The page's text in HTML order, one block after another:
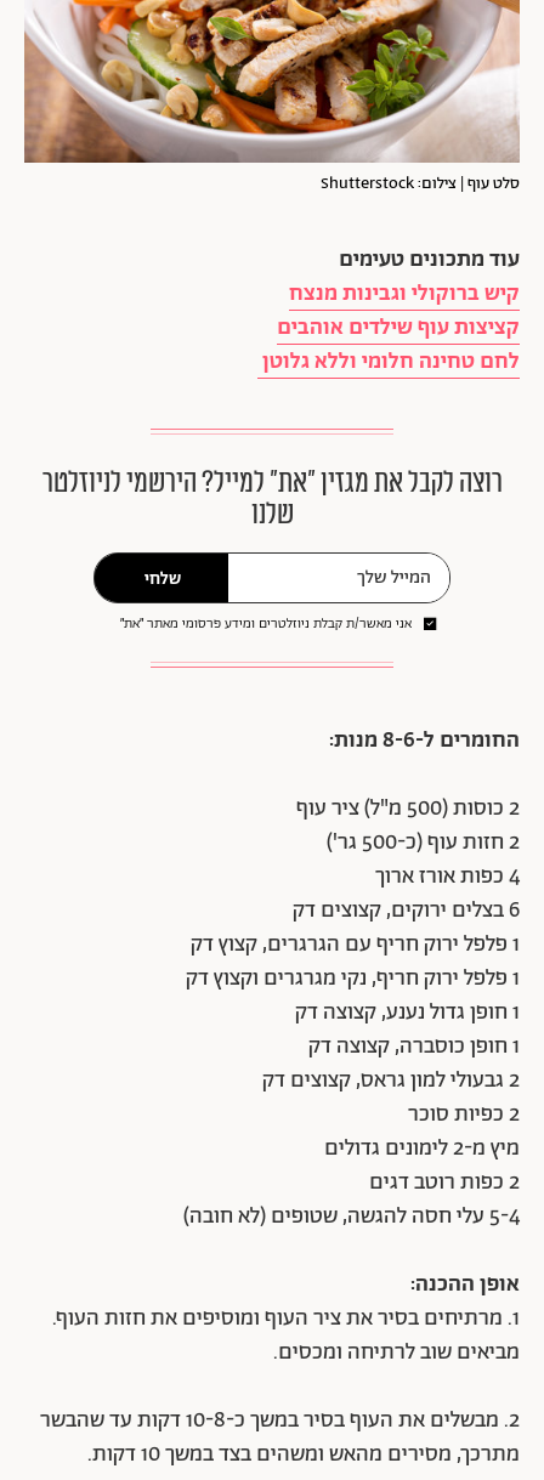
סלט עוף | צילום: Shutterstock
עוד מתכונים טעימים
קיש ברוקולי וגבינות מנצח
קציצות עוף שילדים אוהבים
לחם טחינה חלומי וללא גלוטן
רוצה לקבל את מגזין ״את״ למייל? הירשמי לניוזלטר
שלנו
שלחי
אני מאשר/ת קבלת ניוזלטרים ומידע פרסומי מאתר ״את״
החומרים ל-8-6 מנות:
2 כוסות (500 מ"ל) ציר עוף
2 חזות עוף (כ-500 גר')
4 כפות אורז ארוך
6 בצלים ירוקים, קצוצים דק
1 פלפל ירוק חריף עם הגרגרים, קצוץ דק
1 פלפל ירוק חריף, נקי מגרגרים וקצוץ דק
1 חופן גדול נענע, קצוצה דק
1 חופן כוסברה, קצוצה דק
2 גבעולי למון גראס, קצוצים דק
2 כפיות סוכר
מיץ מ-2 לימונים גדולים
2 כפות רוטב דגים
5-4 עלי חסה להגשה, שטופים (לא חובה)
אופן ההכנה:
1. מרתיחים בסיר את ציר העוף ומוסיפים את חזות העוף.
מביאים שוב לרתיחה ומכסים.
2. מבשלים את העוף בסיר במשך כ-10-8 דקות עד שהבשר
מתרכך, מסירים מהאש ומשהים בצד במשך 10 דקות.